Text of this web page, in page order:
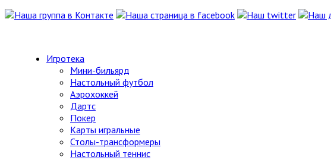
Игротека
Мини-бильярд
Настольный футбол
Аэрохоккей
Дартс
Покер
Карты игральные
Столы-трансформеры
Настольный теннис